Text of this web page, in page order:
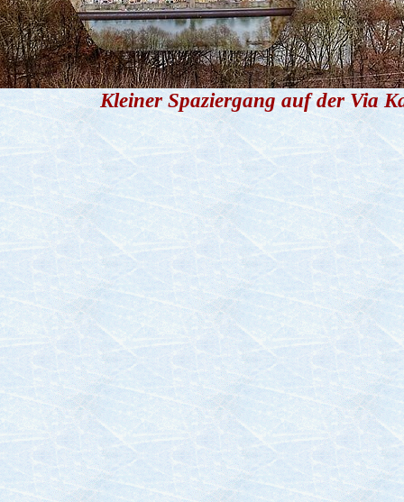
Kleiner Spaziergang auf der Via